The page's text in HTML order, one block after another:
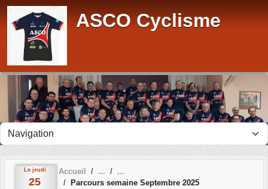
ASCO Cyclisme
Le jeudi
25
Accueil
Parcours semaine Septembre 2025
Panneau de gestion des cookies